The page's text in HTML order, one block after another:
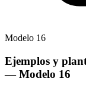
Modelo 16
Ejemplos y
— Modelo 16